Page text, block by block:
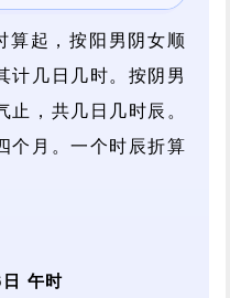
算起，按阳男阴女顺
计几日几时。按阴男
止，共几日几时辰。
个月。一个时辰折算
午时